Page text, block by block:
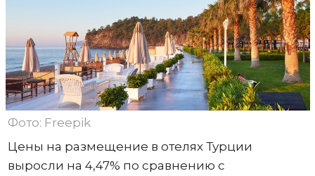
Фото: Freepik
Цены на размещение в отелях Турции
выросли на 4,47% по сравнению с